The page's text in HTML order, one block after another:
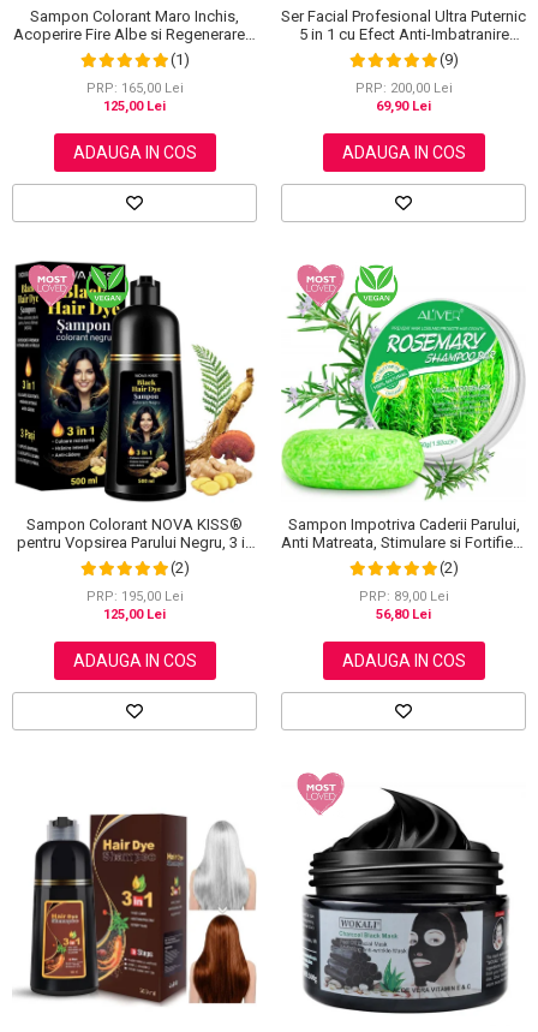
Sampon Colorant Maro Inchis,
Acoperire Fire Albe si Regenerare 3
in 1, #5 Dark Coffee, 500 ml
(1)
PRP: 165,00 Lei
125,00 Lei
ADAUGA IN COS
Ser Facial Profesional Ultra Puternic
5 in 1 cu Efect Anti-Imbatranire
NOVA KISS®, 30 ml
(9)
PRP: 200,00 Lei
69,90 Lei
ADAUGA IN COS
Sampon Colorant NOVA KISS®
pentru Vopsirea Parului Negru, 3 in
1, Acoperire Fire Albe, 500 ml
(2)
PRP: 195,00 Lei
125,00 Lei
ADAUGA IN COS
Sampon Impotriva Caderii Parului,
Anti Matreata, Stimulare si Fortifiere
cu Rozmarin Organic, 100% Natural,
Aliver 60 g
(2)
PRP: 89,00 Lei
56,80 Lei
ADAUGA IN COS